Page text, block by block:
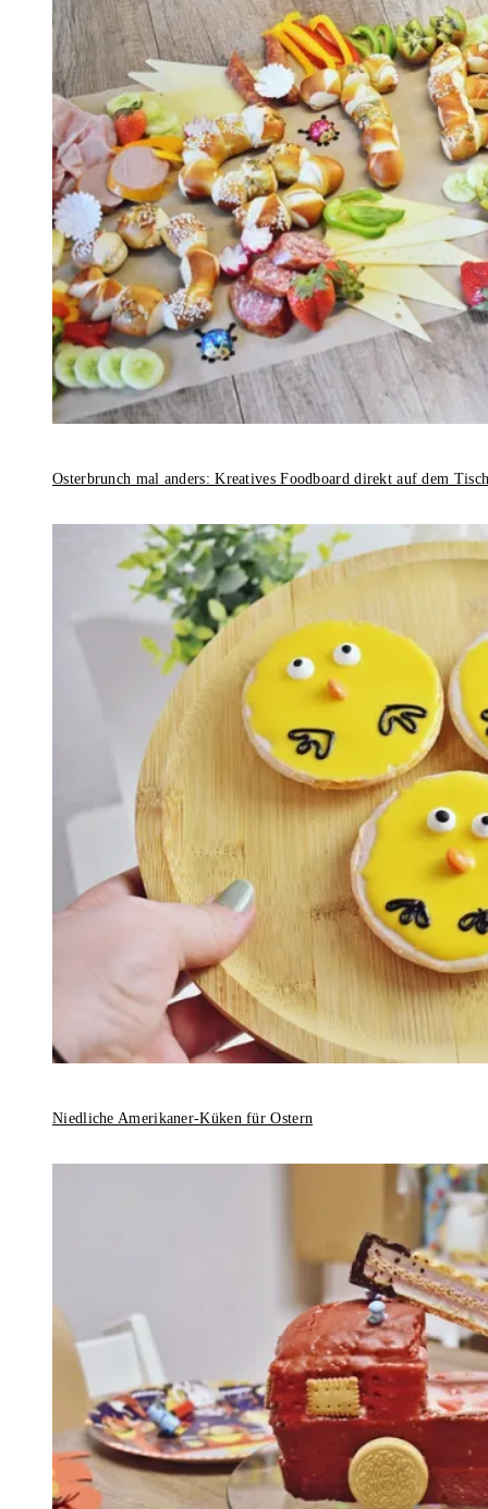
Osterbrunch mal anders: Kreatives Foodboard direkt auf dem
Niedliche Amerikaner-Küken für Ostern